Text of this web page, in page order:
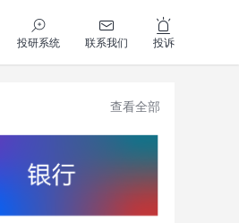
投研系统 联系我们 投诉
查看全部